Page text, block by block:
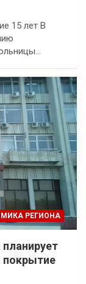
15 лет В
РЕГИОНА
покрытие